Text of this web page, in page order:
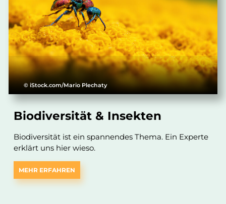
© iStock.com/Mario Plechaty
Biodiversität & Insekten
Biodiversität ist ein spannendes Thema. Ein Experte
erklärt uns hier wieso.
MEHR ERFAHREN